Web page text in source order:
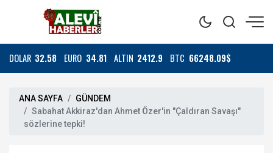
DOLAR 32.58 EURO 34.81 ALTIN 2412.9 BTC 66248.09$
ANA SAYFA
GÜNDEM
Sabahat Akkiraz'dan Ahmet Özer'in "Çaldıran Savaşı"
sözlerine tepki!